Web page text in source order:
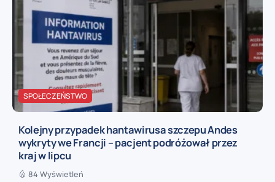
SPOŁECZEŃSTWO
Kolejny przypadek hantawirusa szczepu Andes
wykryty we Francji – pacjent podróżował przez
kraj w lipcu
84 Wyświetleń